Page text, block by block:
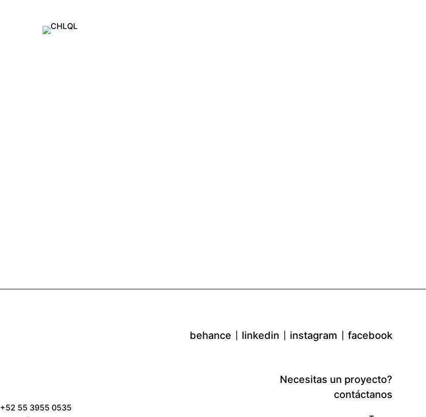
+52 55 3955 0535
behance linkedin instagram facebook
Necesitas un proyecto?
contáctanos